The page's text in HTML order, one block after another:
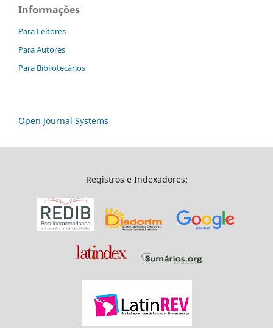
Informações
Para Leitores
Para Autores
Para Bibliotecários
Open Journal Systems
Registros e Indexadores: